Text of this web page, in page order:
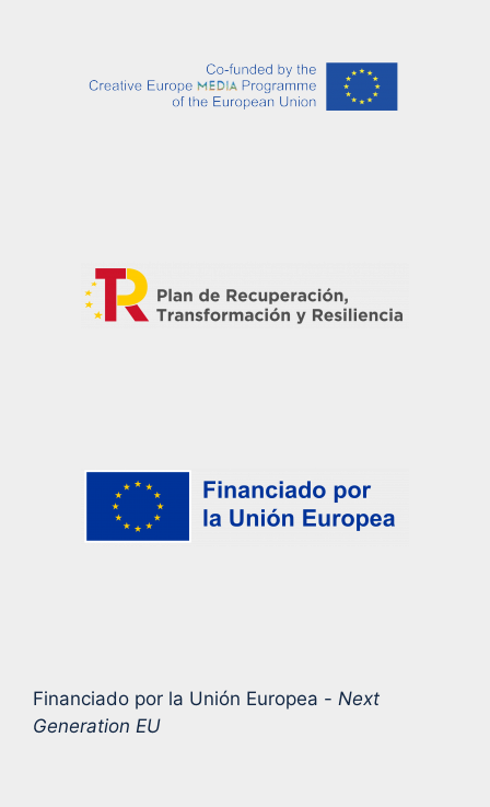
Financiado por la Unión Europea - Next
Generation EU